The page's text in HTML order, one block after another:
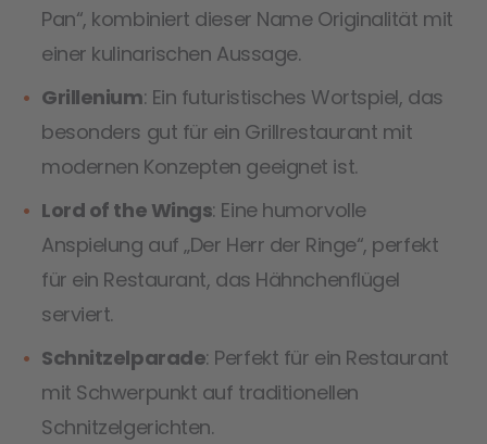
Pan“, kombiniert dieser Name Originalität mit
einer kulinarischen Aussage.
Grillenium: Ein futuristisches Wortspiel, das
besonders gut für ein Grillrestaurant mit
modernen Konzepten geeignet ist.
Lord of the Wings: Eine humorvolle
Anspielung auf „Der Herr der Ringe“, perfekt
für ein Restaurant, das Hähnchenflügel
serviert.
Schnitzelparade: Perfekt für ein Restaurant
mit Schwerpunkt auf traditionellen
Schnitzelgerichten.